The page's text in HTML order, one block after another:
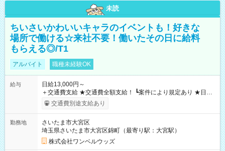
未読
ちいさいかわいいキャラのイベントも！好きな
場所で働ける☆来社不要！働いたその日に給料
もらえる◎/T1
アルバイト 職種未経験OK
給与
日給13,000円～
＋交通費支給 ★交通費全額支給！ ┗案件により規定あり ★日払
いOK！（規定あり） ┗働いたその日に現金GET♪ お仕事後はコ
ンビニATMから 日払い分を引き落とせます！ 【試用期間】試
交通費別途支給あり
勤務地
さいたま市大宮区
埼玉県さいたま市大宮区錦町（最寄り駅：大宮駅）
株式会社ワンベルウッズ